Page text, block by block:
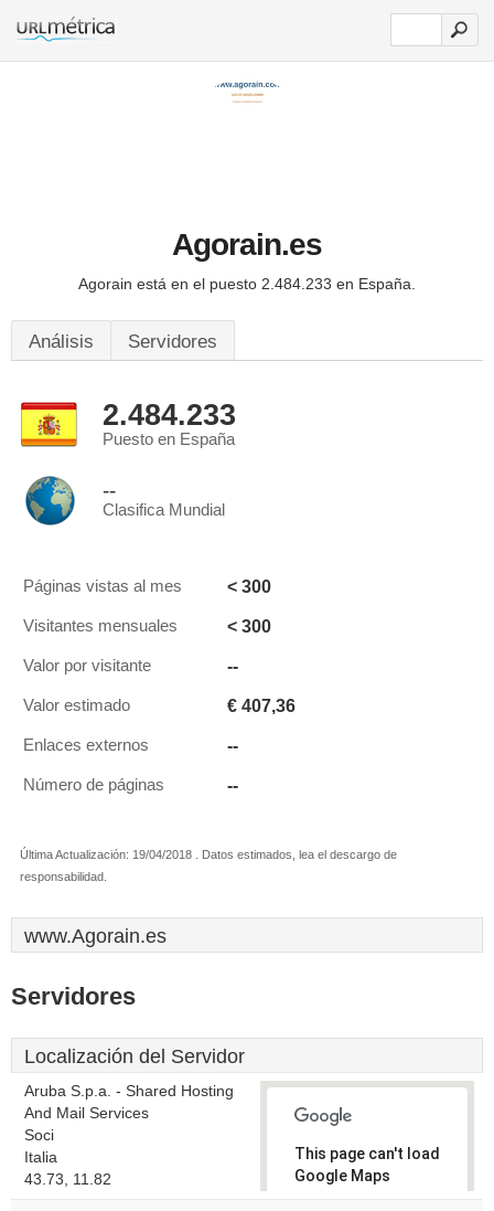
Agorain.es
Agorain está en el puesto 2.484.233 en España.
Análisis Servidores
2.484.233
Puesto en España
--
Clasifica Mundial
Páginas vistas al mes < 300
Visitantes mensuales < 300
Valor por visitante --
Valor estimado € 407,36
Enlaces externos --
Número de páginas --
Última Actualización: 19/04/2018 . Datos estimados, lea el descargo de
responsabilidad.
www.Agorain.es
Servidores
Localización del Servidor
Aruba S.p.a. - Shared Hosting
And Mail Services
Soci
Italia
43.73, 11.82
This page can't load
Google Maps
correctly.